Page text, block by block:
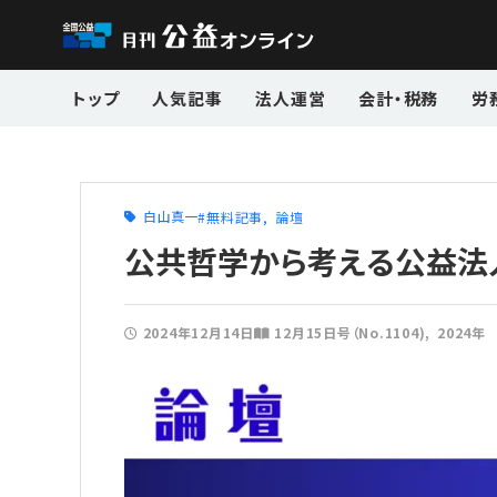
トップ 人気記事 法人運営 会計・税務 労
白山真一 無料記事 論壇
公共哲学から考える公益
2024年12月14日 12月15日号（No.1104) 2024年